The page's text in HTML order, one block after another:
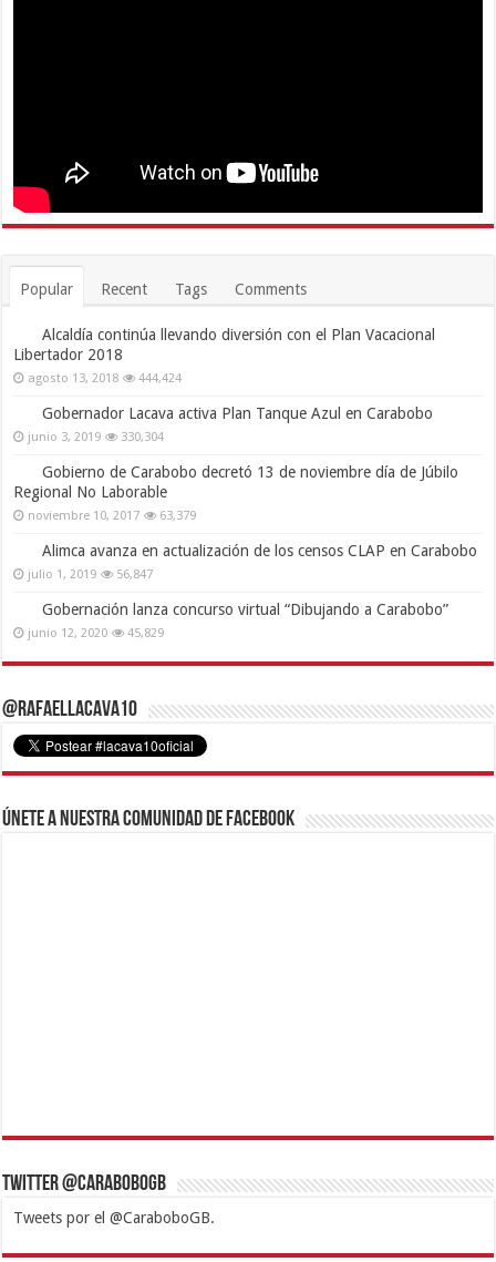
Popular Recent Tags Comments
Alcaldía continúa llevando diversión con el Plan Vacacional
Libertador 2018
agosto 13, 2018 444,424
Gobernador Lacava activa Plan Tanque Azul en Carabobo
junio 3, 2019 330,304
Gobierno de Carabobo decretó 13 de noviembre día de Júbilo
Regional No Laborable
noviembre 10, 2017 63,379
Alimca avanza en actualización de los censos CLAP en Carabobo
julio 1, 2019 56,847
Gobernación lanza concurso virtual “Dibujando a Carabobo”
junio 12, 2020 45,829
@RafaelLacava10
Únete a nuestra comunidad de Facebook
Twitter @CaraboboGB
Tweets por el @CaraboboGB.
1xbetBetturkeyBetistKralbetSupertotobetTipobetMatadorbetMariobet
https://mvbcasino.com/